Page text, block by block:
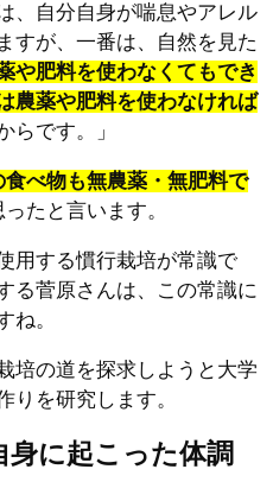
、自分自身が喘息やアレル
すが、一番は、自然を見た
や肥料を使わなくてもでき
農薬や肥料を使わなければ
らです。」
食べ物も無農薬・無肥料で
ったと言います。
用する慣行栽培が常識で
る菅原さんは、この常識に
ね。
培の道を探求しようと大学
りを研究します。
身に起こった体調